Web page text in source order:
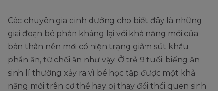
Các chuyên gia dinh dưỡng cho biết đây là những
giai đoạn bé phản kháng lại với khả năng mới của
bản thân nên mới có hiện trạng giảm sút khẩu
phần ăn, từ chối ăn như vậy. Ở trẻ 9 tuổi, biếng ăn
sinh lí thường xảy ra vì bé học tập được một khả
năng mới trên cơ thể hay bị thay đổi thói quen sinh